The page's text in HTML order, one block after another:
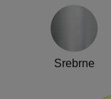
Srebrne